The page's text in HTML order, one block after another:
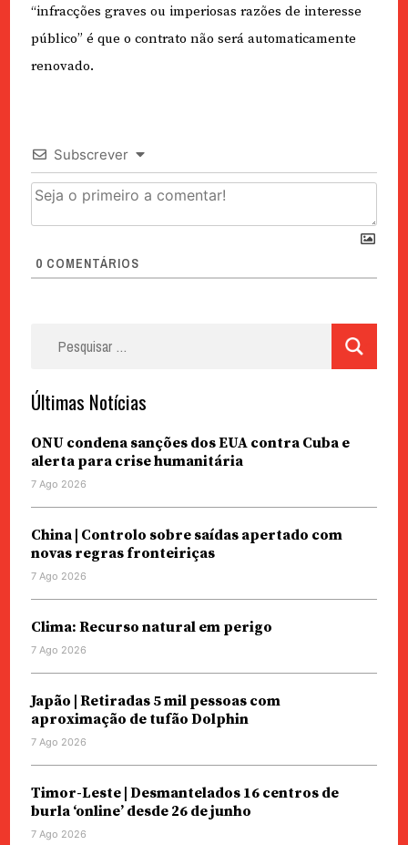
“infracções graves ou imperiosas razões de interesse
público” é que o contrato não será automaticamente
renovado.
Subscrever
0 COMENTÁRIOS
Últimas Notícias
ONU condena sanções dos EUA contra Cuba e
alerta para crise humanitária
7 Ago 2026
China | Controlo sobre saídas apertado com
novas regras fronteiriças
7 Ago 2026
Clima: Recurso natural em perigo
7 Ago 2026
Japão | Retiradas 5 mil pessoas com
aproximação de tufão Dolphin
7 Ago 2026
Timor-Leste | Desmantelados 16 centros de
burla ‘online’ desde 26 de junho
7 Ago 2026